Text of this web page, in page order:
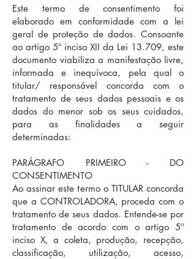
Este termo de consentimento foi
elaborado em conformidade com a lei
geral de proteção de dados. Consoante
ao artigo 5º inciso XII da Lei 13.709, este
documento viabiliza a manifestação livre,
informada e inequívoca, pela qual o
titular/ responsável concorda com o
tratamento de seus dados pessoais e os
dados do menor sob os seus cuidados,
para as finalidades a seguir
determinadas:
PARÁGRAFO PRIMEIRO - DO
CONSENTIMENTO
Ao assinar este termo o TITULAR concorda
que a CONTROLADORA, proceda com o
tratamento de seus dados. Entende-se por
tratamento de acordo com o artigo 5º
inciso X, a coleta, produção, recepção,
classificação, utilização, acesso,